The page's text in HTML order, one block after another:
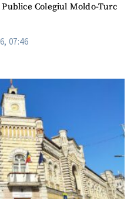
Colegiul Moldo-Turc
07:46